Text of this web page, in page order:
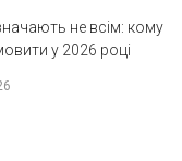
не всім: кому
у 2026 році